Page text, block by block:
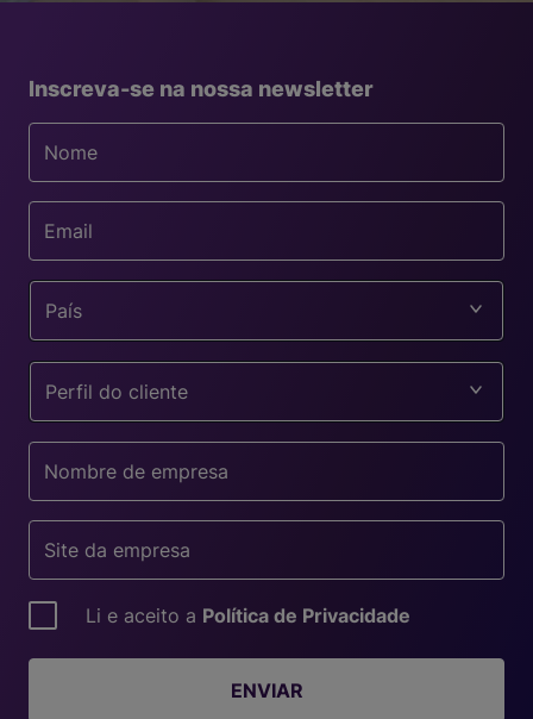
Inscreva-se na nossa newsletter
País
Perfil do cliente
Li e aceito a Política de Privacidade
ENVIAR